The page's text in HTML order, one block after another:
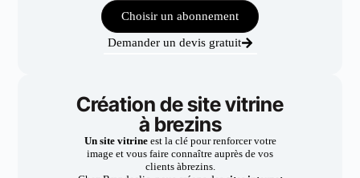
Choisir un abonnement
Demander un devis gratuit
Création de site vitrine
à brezins
Un site vitrineest la clé pour renforcer votre
image et vous faire connaître auprès de vos
clients àbrezins.